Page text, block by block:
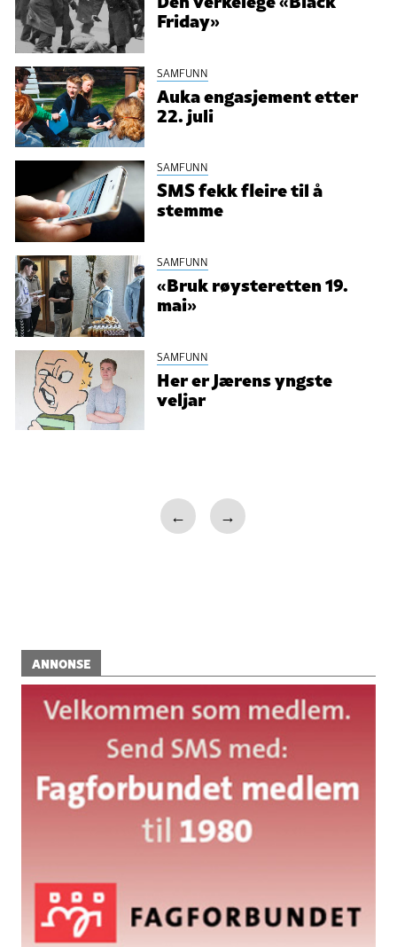
Friday»
SAMFUNN
Auka engasjement etter
22. juli
SAMFUNN
SMS fekk fleire til å
stemme
SAMFUNN
«Bruk røysteretten 19.
mai»
SAMFUNN
Her er Jærens yngste
veljar
← →
ANNONSE